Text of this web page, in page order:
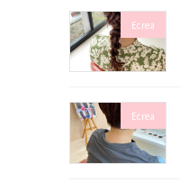
Ecrea
Ecrea